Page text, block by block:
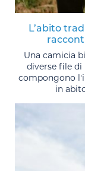
L’abito
Una camicia
diverse file di
compongono
in